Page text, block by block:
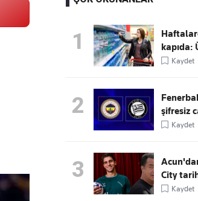
Ücretsiz üye olun,
1
kapıda:
Kaydet
2
şifresiz
Kaydet
3
City
Kaydet